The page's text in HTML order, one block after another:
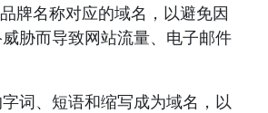
牌名称对应的域名，以避免因
胁而导致网站流量、电子邮件
词、短语和缩写成为域名，以